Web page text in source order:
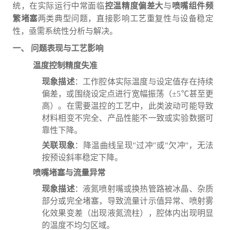
统，在实际运行中常面临控温精度偏差大与喷嘴组件频
繁堵塞两类典型问题，直接影响工艺重复性与设备稳定
性，亟需系统性分析与解决。
一、 问题表现与工艺影响
温度控制精度失准
现象描述：工作腔体实际温度与设定值存在持续
偏差，或围绕设定点进行宽幅振荡（±5℃甚至更
高）。在需要温控的工艺中，此类波动可能导致
材料相变不完全、产品性能不一致或实验数据可
靠性下降。
关联现象 ：降温曲线呈现"过冲"或"欠冲"，无法
按预设斜率稳定下降。
喷嘴堵塞与流量异常
现象描述：液氮喷射嘴或换热管路被冰晶、杂质
部分或完全堵塞，导致流量计示值异常、喷射雾
化效果变差（出现液氮流柱），腔体内出现明显
的温度不均匀区域。